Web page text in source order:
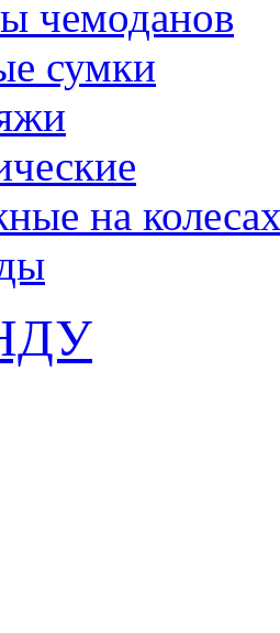
чемоданов
сумки
на